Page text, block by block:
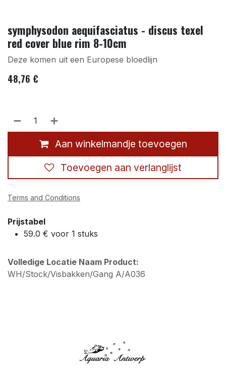
symphysodon aequifasciatus - discus texel
red cover blue rim 8-10cm
Deze komen uit een Europese bloedlijn
48,76 €
Aan winkelmandje toevoegen
Toevoegen aan verlanglijst
Terms and Conditions
Prijstabel
59.0 € voor 1 stuks
Volledige Locatie Naam Product:
WH/Stock/Visbakken/Gang A/A036